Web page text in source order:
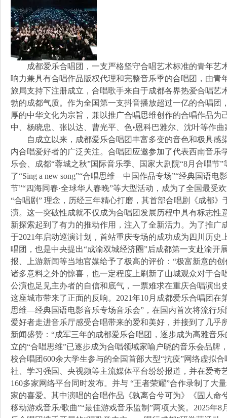
成都爱乐合唱团，一支严格坚守合唱艺术标准的青年艺
响力兼具有合唱作品版权代理和完整音乐季的合唱团，由青
旅局支持下注册成立，合唱歌手来自于成都各界热爱合唱艺
勃的成都气质。作为全国第一支抖音播放超过一亿的合唱团
厚的中华文化为宗旨，兼以推广合唱思维创作的合唱作品为
中、杨晓忠、张以达、曹光平、色•恩科巴雅尔、沈叶等作
自成立以来，成都爱乐合唱团丰富多变的音色和极具感
内合唱爱好者的广泛关注。合唱团应邀参加了代表西南音乐
乐会、成都“蓉城之秋”国际音乐季、国家大剧院“8月合唱节
了“Sing a new song”“合唱思维—中国作品专场”“经典国语电
节”“四海同春·全球华人春晚”等大型活动，成为了全国最受
“合唱剧” 理念，历经三年精心打磨，其首部合唱剧《成都》
演。这一突破性成就不仅成为合唱团发展历程中具有标志性
新探索起到了有力的推动作用，注入了全新活力。为了推广
于2021年启动巡演计划，首站重庆专场的成功成为四川历
唱团，也是中央提出“成渝双城经济圈”后成都第一支赴渝开
报、上游新闻等当地官媒给予了极高的评价：“极富新意的
诸多意料之外的惊喜，也一定程度上刷新了山城观众对于合
公演也足见主办者的自信和底气，一票难求在重庆合唱演
这座城市带来了正面的反响。2021年10月成都爱乐合唱团在
思维—经典国语电影音乐专场音乐会”，在国内首次将流行
爱好者走进音乐厅感受合唱带来的爱和美好，并接到了几乎
新闻盛赞：“成军三年的成都爱乐合唱团，逐步成为高雅音
立的“合唱思维”已逐步成为合唱领域家喻户晓的音乐会品牌
校合唱团600余大学生参与的全国首部大型“抗疫”网络虚拟
社、学习强国、央视频等主流媒体平台纷纷报道，并在爱奇
160多家网络平台同时发布。并与 “王者荣耀”合作录制了大
家的喜爱。其中演唱的合唱作品《孰离合兮可为》《固人命
移动游戏音乐/歌曲”“最佳游戏音乐监制”两项大奖。2025年